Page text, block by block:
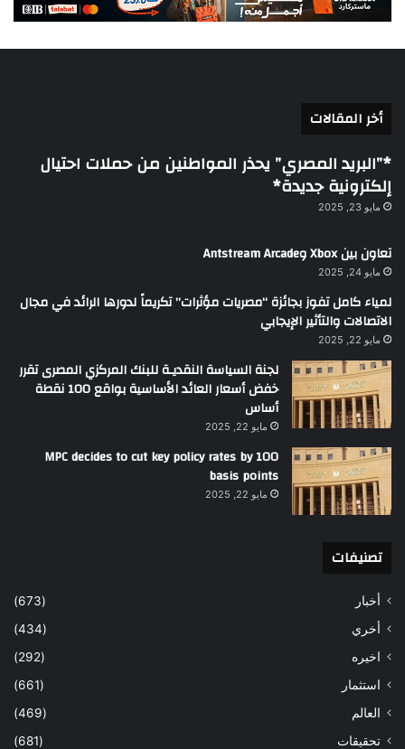
أخر المقالات
*”البريد المصري” يحذر المواطنين من حملات احتيال
إلكترونية جديدة*
مايو 23, 2025
تعاون بين Xbox وAntstream Arcade
مايو 24, 2025
لمياء كامل تفوز بجائزة “مصريات مؤثرات” تكريماً لدورها الرائد في مجال
الاتصالات والتأثير الإيجابي
مايو 22, 2025
لجنة السياسة النقديـة للبنك المركزي المصرى تقرر
خفض أسعار العائد الأساسية بواقع 100 نقطة
أساس
مايو 22, 2025
MPC decides to cut key policy rates by 100
basis points
مايو 22, 2025
تصنيفات
أخبار
(673)
أخري
(434)
اخيره
(292)
استثمار
(661)
العالم
(469)
تحقيقات
(681)